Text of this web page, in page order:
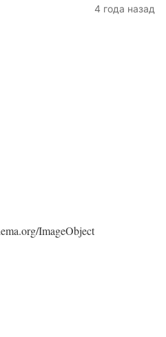
4 года назад
ImageObject